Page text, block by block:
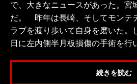
で、大きなニュースがあった。宮
だ。 昨年は長崎、そしてモンテ
ラブを渡り歩いて自身を磨いた。
日に左内側半月板損傷の手術を
続きを読む